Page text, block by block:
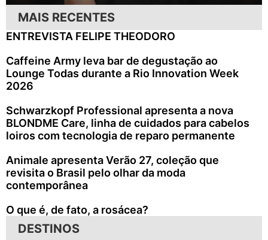
MAIS RECENTES
ENTREVISTA FELIPE THEODORO
Caffeine Army leva bar de degustação ao
Lounge Todas durante a Rio Innovation Week
2026
Schwarzkopf Professional apresenta a nova
BLONDME Care, linha de cuidados para cabelos
loiros com tecnologia de reparo permanente
Animale apresenta Verão 27, coleção que
revisita o Brasil pelo olhar da moda
contemporânea
O que é, de fato, a rosácea?
DESTINOS